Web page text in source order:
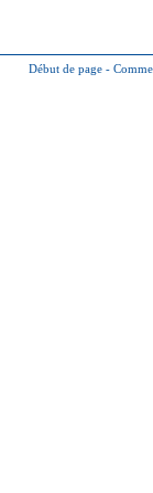
Début de page -